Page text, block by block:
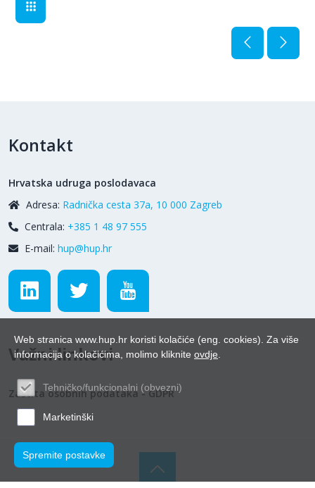
Kontakt
Hrvatska udruga poslodavaca
Adresa: Radnička cesta 37a, 10 000 Zagreb
Centrala: +385 1 48 97 555
E-mail: hup@hup.hr
Važni linkovi
Zaštita osobnih podataka - GDPR
Web stranica www.hup.hr koristi kolačiće (eng. cookies). Za više
informacija o kolačićima, molimo kliknite ovdje
Tehničko/funkcionalni (obvezni)
Marketinški
Spremite postavke